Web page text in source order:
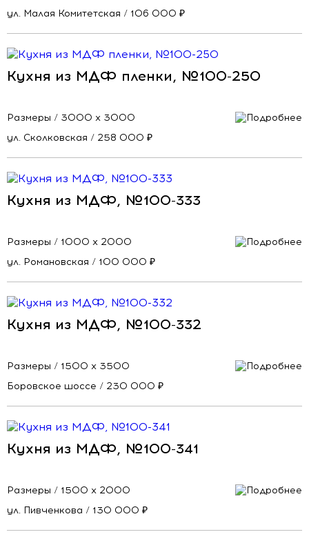
ул. Малая Комитетская / 106 000 ₽
Кухня из МДФ пленки, №100-250
Размеры / 3000 х 3000
ул. Сколковская / 258 000 ₽
Кухня из МДФ, №100-333
Размеры / 1000 х 2000
ул. Романовская / 100 000 ₽
Кухня из МДФ, №100-332
Размеры / 1500 х 3500
Боровское шоссе / 230 000 ₽
Кухня из МДФ, №100-341
Размеры / 1500 х 2000
ул. Пивченкова / 130 000 ₽